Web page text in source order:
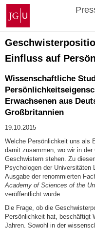
Zum
Inhalt
springen
Johannes
Gutenberg-
Universität
Mainz
Einfluss auf
Wissenschaftliche
Erwachsenen aus
Großbritannien
19.10.2015
Welche Persönlichkeit uns als
damit zusammen, wo wir in
Geschwistern stehen. Zu
Psychologen der Universitäten
Ausgabe der renommierten
Academy of Sciences of the
veröffentlicht wurde.
Die Frage, ob die
Persönlichkeit hat, beschäftigt
Jahren. Sowohl in der